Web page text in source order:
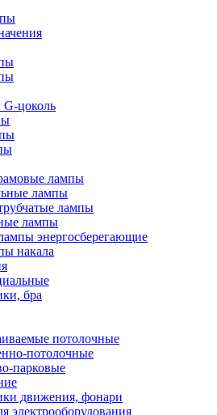
цоколь
лампы
лампы
лампы
лампы
энергосберегающие
накала
бра
потолочные
потолочные
парковые
движения, фонари
электрооборудования